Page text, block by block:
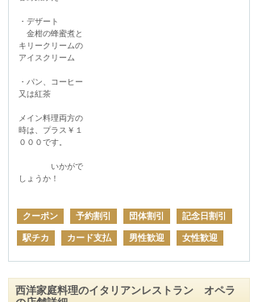
・デザート
金柑の蜂蜜煮と
キリークリームの
アイスクリーム
・パン、コーヒー
又は紅茶
メイン料理両方の
時は、プラス￥１
０００です。
いかがで
しょうか！
クーポン 予約割引 団体割引 記念日割引
駅チカ カード支払 男性歓迎 女性歓迎
西洋家庭料理のイタリアンレストラン オペラ